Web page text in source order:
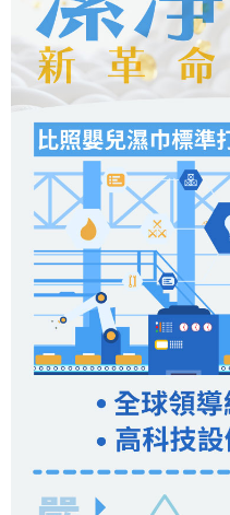
恩沛科技股份有限公司將有權停止